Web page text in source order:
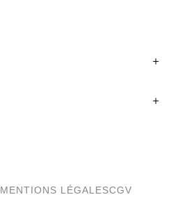
MENTIONS LÉGALESCGV